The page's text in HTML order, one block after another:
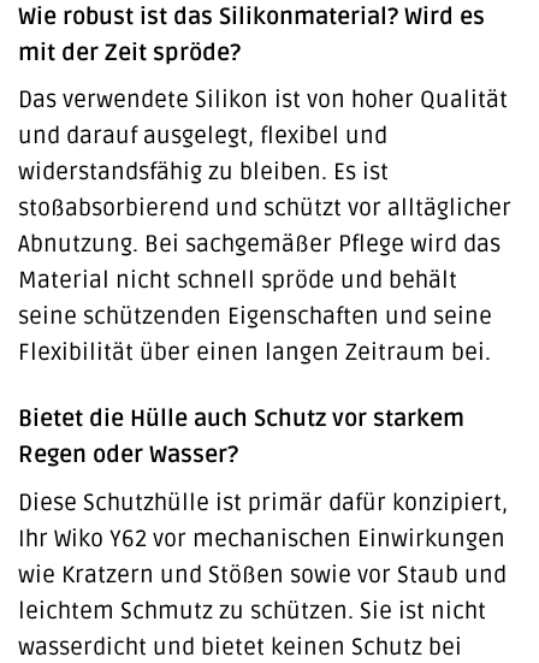
Wie robust ist das Silikonmaterial? Wird es
mit der Zeit spröde?
Das verwendete Silikon ist von hoher Qualität
und darauf ausgelegt, flexibel und
widerstandsfähig zu bleiben. Es ist
stoßabsorbierend und schützt vor alltäglicher
Abnutzung. Bei sachgemäßer Pflege wird das
Material nicht schnell spröde und behält
seine schützenden Eigenschaften und seine
Flexibilität über einen langen Zeitraum bei.
Bietet die Hülle auch Schutz vor starkem
Regen oder Wasser?
Diese Schutzhülle ist primär dafür konzipiert,
Ihr Wiko Y62 vor mechanischen Einwirkungen
wie Kratzern und Stößen sowie vor Staub und
leichtem Schmutz zu schützen. Sie ist nicht
wasserdicht und bietet keinen Schutz bei